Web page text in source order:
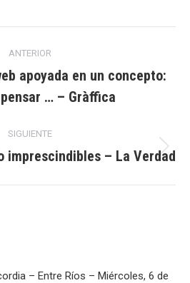
ANTERIOR
Publicación
anterior:
apoyada en un concepto:
… – Gràffica
SIGUIENTE
Publicación
imprescindibles – La Verdad
– Entre Ríos – Miércoles, 6 de